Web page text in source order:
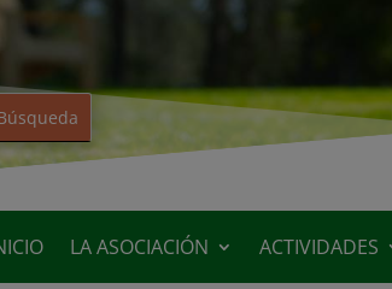
LA ASOCIACIÓN ACTIVIDADES